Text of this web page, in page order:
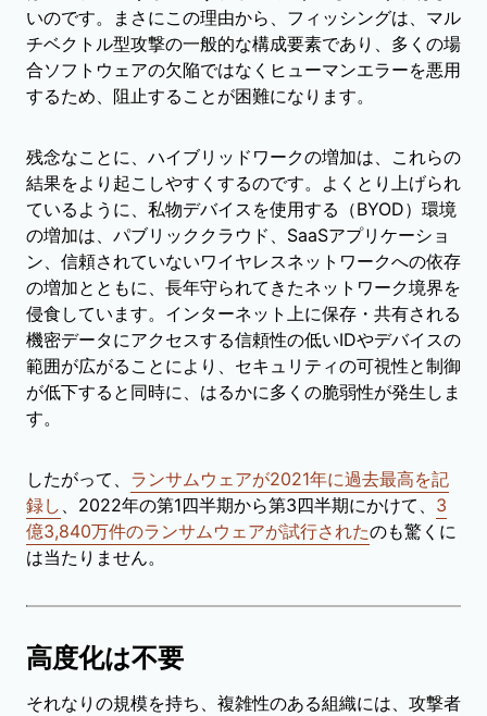
いのです。まさにこの理由から、フィッシングは、マル
チベクトル型攻撃の一般的な構成要素であり、多くの場
合ソフトウェアの欠陥ではなくヒューマンエラーを悪用
するため、阻止することが困難になります。
残念なことに、ハイブリッドワークの増加は、これらの
結果をより起こしやすくするのです。よくとり上げられ
ているように、私物デバイスを使用する（BYOD）環境
の増加は、パブリッククラウド、SaaSアプリケーショ
ン、信頼されていないワイヤレスネットワークへの依存
の増加とともに、長年守られてきたネットワーク境界を
侵食しています。インターネット上に保存・共有される
機密データにアクセスする信頼性の低いIDやデバイスの
範囲が広がることにより、セキュリティの可視性と制御
が低下すると同時に、はるかに多くの脆弱性が発生しま
す。
したがって、 ランサムウェアが2021年に過去最高を記
録し 、2022年の第1四半期から第3四半期にかけて、 3
億3,840万件のランサムウェアが試行されたのも驚くに
は当たりません。
高度化は不要
それなりの規模を持ち、複雑性のある組織には、攻撃者